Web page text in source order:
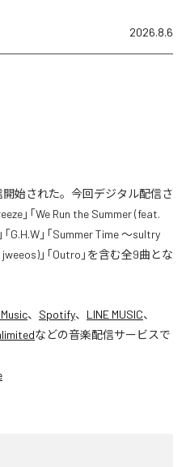
2026.8.6
開始された。今回デジタル配信さ
」「We Run the Summer (feat.
「G.H.W」「Summer Time 〜sultry
」「Outro」を含む全9曲とな
、 Spotify、 LINE MUSIC、
などの音楽配信サービスで